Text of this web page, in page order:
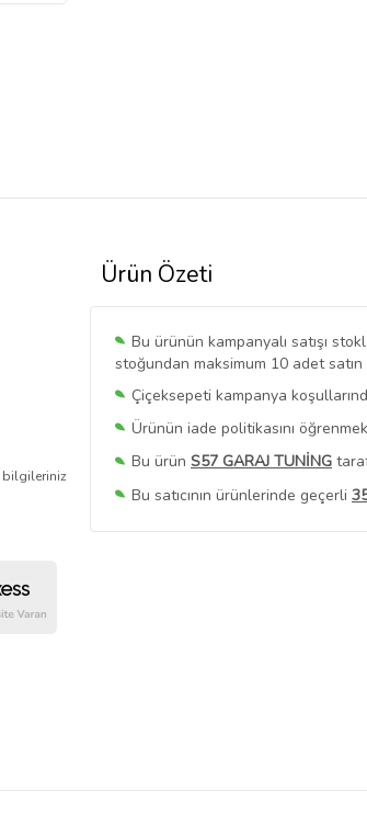
Ürün Özeti
Bu ürünün kampanyalı satışı
stoğundan maksimum 10 adet
Çiçeksepeti kampanya
Ürünün iade politikasını
Bu ürün S57 GARAJ TUNİNG
Bu satıcının ürünlerinde geçerli
Bu SatıcınınTüm Ürünlerini
bilgileriniz